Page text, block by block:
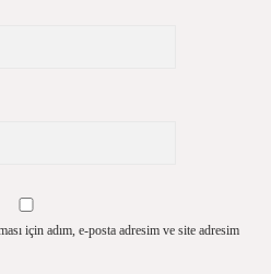
için adım, e-posta adresim ve site adresim